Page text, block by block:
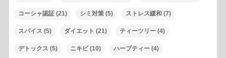
コーシャ認証(21) シミ対策(5) ストレス緩和(7)
スパイス (5) ダイエット (21) ティーツリー(4)
デトックス (5) ニキビ(10) ハーブティー(4)